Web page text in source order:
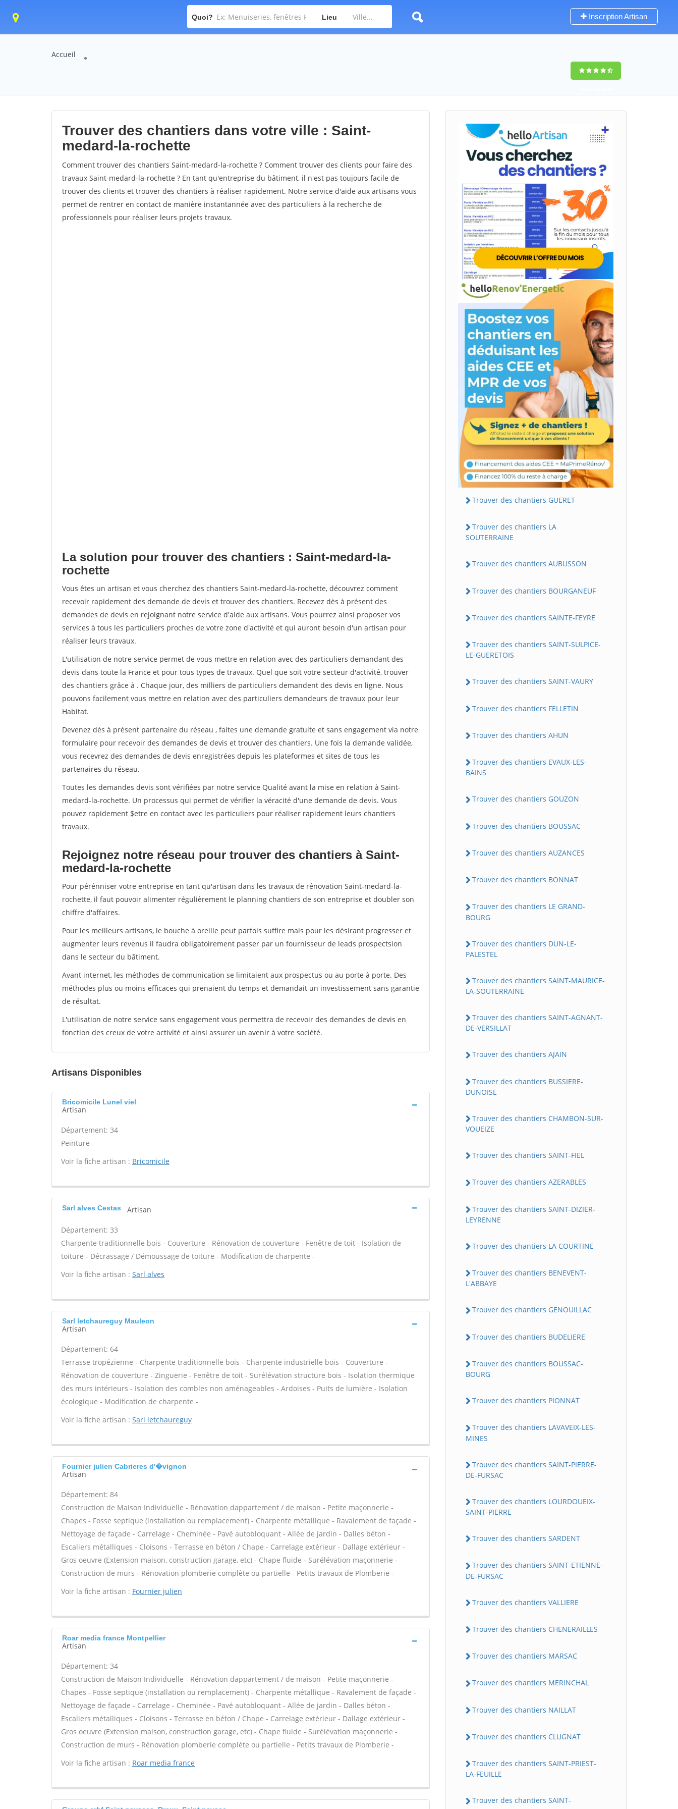
Quoi? Lieu Inscription Artisan
Accueil
Trouver des chantiers dans votre ville : Saint-
medard-la-rochette
Comment trouver des chantiers Saint-medard-la-rochette ? Comment trouver des clients pour faire des
travaux Saint-medard-la-rochette ? En tant qu'entreprise du bâtiment, il n'est pas toujours facile de
trouver des clients et trouver des chantiers à réaliser rapidement. Notre service d'aide aux artisans vous
permet de rentrer en contact de manière instantannée avec des particuliers à la recherche de
professionnels pour réaliser leurs projets travaux.
La solution pour trouver des chantiers : Saint-medard-la-
rochette
Vous êtes un artisan et vous cherchez des chantiers Saint-medard-la-rochette, découvrez comment
recevoir rapidement des demande de devis et trouver des chantiers. Recevez dès à présent des
demandes de devis en rejoignant notre service d'aide aux artisans. Vous pourrez ainsi proposer vos
services à tous les particuliers proches de votre zone d'activité et qui auront besoin d'un artisan pour
réaliser leurs travaux.
L'utilisation de notre service permet de vous mettre en relation avec des particuliers demandant des
devis dans toute la France et pour tous types de travaux. Quel que soit votre secteur d'activité, trouver
des chantiers grâce à . Chaque jour, des milliers de particuliers demandent des devis en ligne. Nous
pouvons facilement vous mettre en relation avec des particuliers demandeurs de travaux pour leur
Habitat.
Devenez dès à présent partenaire du réseau , faites une demande gratuite et sans engagement via notre
formulaire pour recevoir des demandes de devis et trouver des chantiers. Une fois la demande validée,
vous recevrez des demandes de devis enregistrées depuis les plateformes et sites de tous les
partenaires du réseau.
Toutes les demandes devis sont vérifiées par notre service Qualité avant la mise en relation à Saint-
medard-la-rochette. Un processus qui permet de vérifier la véracité d'une demande de devis. Vous
pouvez rapidement $etre en contact avec les particuliers pour réaliser rapidement leurs chantiers
travaux.
Rejoignez notre réseau pour trouver des chantiers à Saint-
medard-la-rochette
Pour pérénniser votre entreprise en tant qu'artisan dans les travaux de rénovation Saint-medard-la-
rochette, il faut pouvoir alimenter régulièrement le planning chantiers de son entreprise et doubler son
chiffre d'affaires.
Pour les meilleurs artisans, le bouche à oreille peut parfois suffire mais pour les désirant progresser et
augmenter leurs revenus il faudra obligatoirement passer par un fournisseur de leads prospectsion
dans le secteur du bâtiment.
Avant internet, les méthodes de communication se limitaient aux prospectus ou au porte à porte. Des
méthodes plus ou moins efficaces qui prenaient du temps et demandait un investissement sans garantie
de résultat.
L'utilisation de notre service sans engagement vous permettra de recevoir des demandes de devis en
fonction des creux de votre activité et ainsi assurer un avenir à votre société.
Artisans Disponibles
Bricomicile Lunel viel
Artisan
Département: 34
Peinture -
Voir la fiche artisan : Bricomicile
Sarl alves Cestas Artisan
Département: 33
Charpente traditionnelle bois - Couverture - Rénovation de couverture - Fenêtre de toit - Isolation de
toiture - Décrassage / Démoussage de toiture - Modification de charpente -
Voir la fiche artisan : Sarl alves
Sarl letchaureguy Mauleon
Artisan
Département: 64
Terrasse tropézienne - Charpente traditionnelle bois - Charpente industrielle bois - Couverture -
Rénovation de couverture - Zinguerie - Fenêtre de toit - Surélévation structure bois - Isolation thermique
des murs intérieurs - Isolation des combles non aménageables - Ardoises - Puits de lumière - Isolation
écologique - Modification de charpente -
Voir la fiche artisan : Sarl letchaureguy
Fournier julien Cabrieres d'�vignon
Artisan
Département: 84
Construction de Maison Individuelle - Rénovation dappartement / de maison - Petite maçonnerie -
Chapes - Fosse septique (installation ou remplacement) - Charpente métallique - Ravalement de façade -
Nettoyage de façade - Carrelage - Cheminée - Pavé autobloquant - Allée de jardin - Dalles béton -
Escaliers métalliques - Cloisons - Terrasse en béton / Chape - Carrelage extérieur - Dallage extérieur -
Gros oeuvre (Extension maison, construction garage, etc) - Chape fluide - Surélévation maçonnerie -
Construction de murs - Rénovation plomberie complète ou partielle - Petits travaux de Plomberie -
Voir la fiche artisan : Fournier julien
Roar media france Montpellier
Artisan
Département: 34
Construction de Maison Individuelle - Rénovation dappartement / de maison - Petite maçonnerie -
Chapes - Fosse septique (installation ou remplacement) - Charpente métallique - Ravalement de façade -
Nettoyage de façade - Carrelage - Cheminée - Pavé autobloquant - Allée de jardin - Dalles béton -
Escaliers métalliques - Cloisons - Terrasse en béton / Chape - Carrelage extérieur - Dallage extérieur -
Gros oeuvre (Extension maison, construction garage, etc) - Chape fluide - Surélévation maçonnerie -
Construction de murs - Rénovation plomberie complète ou partielle - Petits travaux de Plomberie -
Voir la fiche artisan : Roar media france
Trouver des chantiers GUERET
Trouver des chantiers LA
SOUTERRAINE
Trouver des chantiers AUBUSSON
Trouver des chantiers BOURGANEUF
Trouver des chantiers SAINTE-FEYRE
Trouver des chantiers SAINT-SULPICE-
LE-GUERETOIS
Trouver des chantiers SAINT-VAURY
Trouver des chantiers FELLETIN
Trouver des chantiers AHUN
Trouver des chantiers EVAUX-LES-
BAINS
Trouver des chantiers GOUZON
Trouver des chantiers BOUSSAC
Trouver des chantiers AUZANCES
Trouver des chantiers BONNAT
Trouver des chantiers LE GRAND-
BOURG
Trouver des chantiers DUN-LE-
PALESTEL
Trouver des chantiers SAINT-MAURICE-
LA-SOUTERRAINE
Trouver des chantiers SAINT-AGNANT-
DE-VERSILLAT
Trouver des chantiers AJAIN
Trouver des chantiers BUSSIERE-
DUNOISE
Trouver des chantiers CHAMBON-SUR-
VOUEIZE
Trouver des chantiers SAINT-FIEL
Trouver des chantiers AZERABLES
Trouver des chantiers SAINT-DIZIER-
LEYRENNE
Trouver des chantiers LA COURTINE
Trouver des chantiers BENEVENT-
L'ABBAYE
Trouver des chantiers GENOUILLAC
Trouver des chantiers BUDELIERE
Trouver des chantiers BOUSSAC-
BOURG
Trouver des chantiers PIONNAT
Trouver des chantiers LAVAVEIX-LES-
MINES
Trouver des chantiers SAINT-PIERRE-
DE-FURSAC
Trouver des chantiers LOURDOUEIX-
SAINT-PIERRE
Trouver des chantiers SARDENT
Trouver des chantiers SAINT-ETIENNE-
DE-FURSAC
Trouver des chantiers VALLIERE
Trouver des chantiers CHENERAILLES
Trouver des chantiers MARSAC
Trouver des chantiers MERINCHAL
Trouver des chantiers NAILLAT
Trouver des chantiers CLUGNAT
Trouver des chantiers SAINT-PRIEST-
LA-FEUILLE
Trouver des chantiers SAINT-